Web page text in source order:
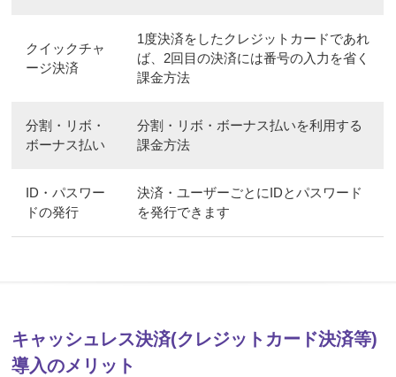
クイックチャ
ージ決済
1度決済をしたクレジットカードであれ
ば、2回目の決済には番号の入力を省く
課金方法
分割・リボ・
ボーナス払い
分割・リボ・ボーナス払いを利用する
課金方法
ID・パスワー
ドの発行
決済・ユーザーごとにIDとパスワード
を発行できます
キャッシュレス決済(クレジットカード決済等)
導入のメリット